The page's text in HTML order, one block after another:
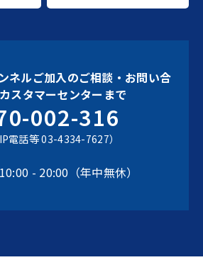
ネルご加入のご相談・お問い合
カスタマーセンターまで
002-316
IP電話等 03-4334-7627）
- 20:00（年中無休）